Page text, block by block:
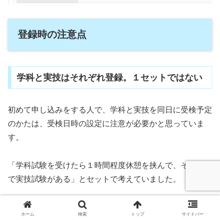
登録時の注意点
学科と実技はそれぞれ登録。１セットではない
初めて申し込みをする人で、学科と実技を同日に受検予定
のかたは、受検日時の設定に注意が必要かと思っていま
す。
「学科試験を受けたら１時間程度休憩を挟んで、その流れ
で実技試験がある」とセットで考えていました。
なので、 「学科試験の開始時間」「実技試験の
ホーム 検索 トップ サイドバー